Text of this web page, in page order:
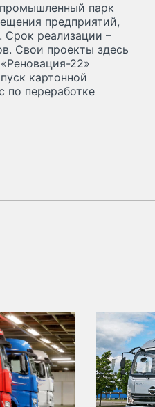
парк
предприятий,
Срок реализации –
Свои проекты здесь
22»
картонной
по переработке